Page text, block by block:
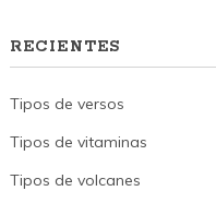
RECIENTES
Tipos de versos
Tipos de vitaminas
Tipos de volcanes